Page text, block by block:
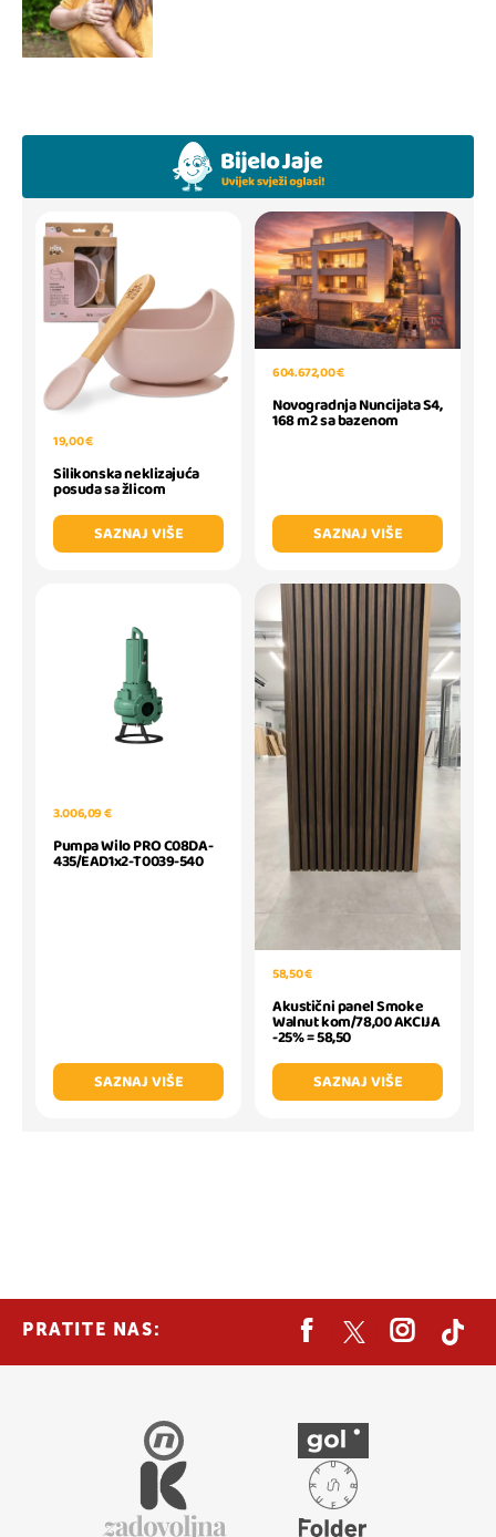
19,00 €
Silikonska neklizajuća
posuda sa žlicom
SAZNAJ VIŠE
604.672,00 €
Novogradnja Nuncijata S4,
168 m2 sa bazenom
SAZNAJ VIŠE
3.006,09 €
Pumpa Wilo PRO C08DA-
435/EAD1x2-T0039-540
SAZNAJ VIŠE
58,50 €
Akustični panel Smoke
Walnut kom/78,00 AKCIJA
-25% = 58,50
SAZNAJ VIŠE
PRATITE NAS: